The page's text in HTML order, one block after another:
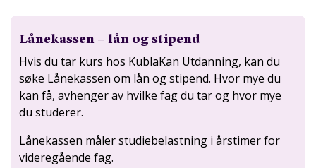
Lånekassen – lån og stipend
Hvis du tar kurs hos KublaKan Utdanning, kan du
søke Lånekassen om lån og stipend. Hvor mye du
kan få, avhenger av hvilke fag du tar og hvor mye
du studerer.
Lånekassen måler studiebelastning i årstimer for
videregående fag.